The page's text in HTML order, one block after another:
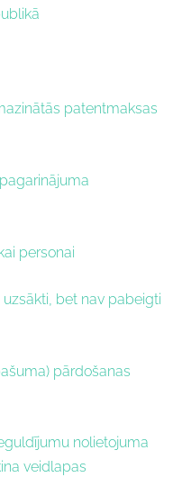
patentmaksas
personai
bet nav pabeigti
pārdošanas
nolietojuma
veidlapas